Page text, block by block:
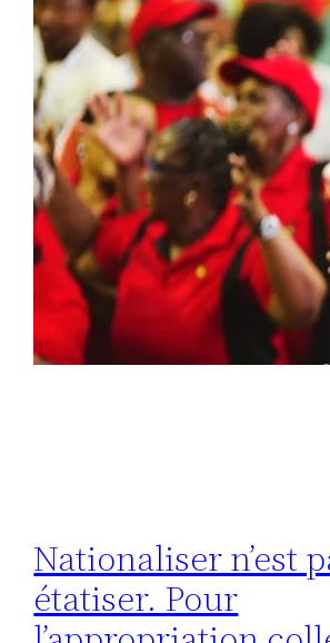
Nationaliser n’est
étatiser. Pour